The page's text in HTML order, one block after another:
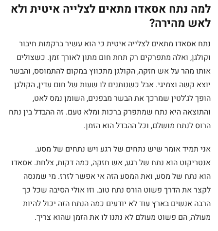
למה נתח אסאדו מתאים לצלייה איטית ולא
לאש מהירה?
נתח אסאדו מתאים לצלייה איטית כי הוא עשיר ברקמות חיבור
וקולגן, ואלה מתפרקים רק תחת חום מתון לאורך זמן. כשצולים
אותו מהר על אש חזקה, הקולגן מתכווץ במקום להתמוסס, והבשר
יוצא קשה וצמיגי. אבל כשנותנים לו שעות של חום עדין, הקולגן
הופך לג'לטין שמרכך את הבשר מבפנים, השומן נמס לאט,
והתוצאה היא נתח שמתפרק ברכות ומלא טעם. זה ההבדל בין נתח
הרוס לנתח מושלם, וכל ההבדל הוא הזמן.
אני תמיד אומר שיש נתחים של רגע ויש נתחים של מסע.
אנטריקוט הוא נתח של רגע, אש חזקה, כמה דקות, צלחת. אסאדו
הוא נתח של מסע, ואת המסע הזה אי אפשר לזרז. מי שמנסה
לקצר את הדרך פשוט הורס נתח טוב. וזו אולי הסיבה שכל כך
הרבה אנשים בארץ עוד לא יודעים כמה הנתח הזה יכול להיות
מעולה, הם פשוט מעולם לא נתנו לו את הזמן שהוא צריך.